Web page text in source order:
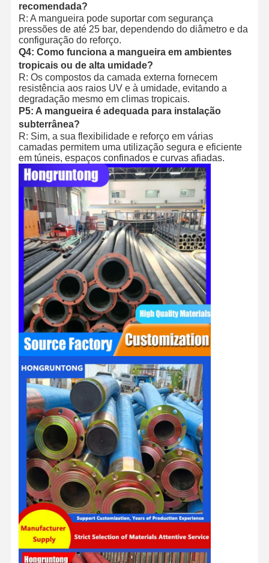
recomendada?
R: A mangueira pode suportar com segurança
pressões de até 25 bar, dependendo do diâmetro e da
configuração do reforço.
Q4: Como funciona a mangueira em ambientes
tropicais ou de alta umidade?
R: Os compostos da camada externa fornecem
resistência aos raios UV e à umidade, evitando a
degradação mesmo em climas tropicais.
P5: A mangueira é adequada para instalação
subterrânea?
R: Sim, a sua flexibilidade e reforço em várias
camadas permitem uma utilização segura e eficiente
em túneis, espaços confinados e curvas afiadas.